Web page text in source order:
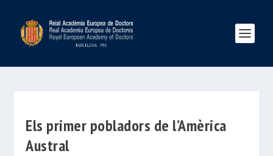
Els primer pobladors de l’Amèrica
Austral